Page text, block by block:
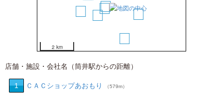
1
2
9
2 km
店舗・施設・会社名（筒井駅からの距離）
1 ＣＡＣショップあおもり （579m）